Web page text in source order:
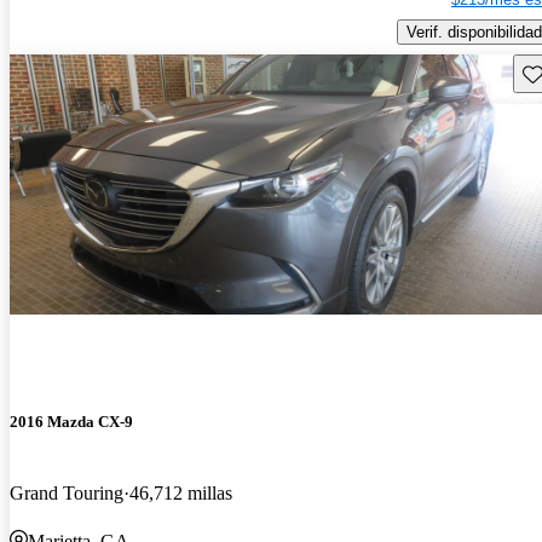
Verif. disponibilidad
2016 Mazda CX-9
Grand Touring 46,712 millas